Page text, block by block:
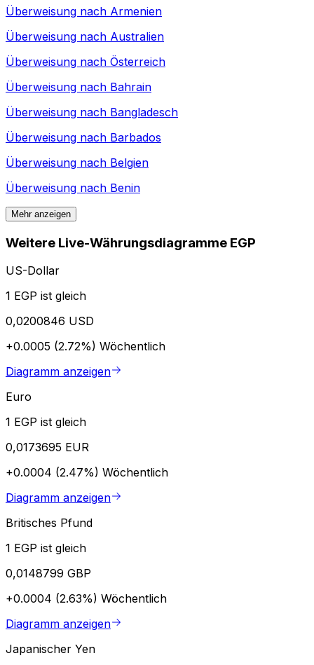
Überweisung nach Armenien
Überweisung nach Australien
Überweisung nach Österreich
Überweisung nach Bahrain
Überweisung nach Bangladesch
Überweisung nach Barbados
Überweisung nach Belgien
Überweisung nach Benin
Mehr anzeigen
Weitere Live-Währungsdiagramme EGP
US-Dollar
1 EGP ist gleich
0,0200846 USD
+0.0005 (2.72%) Wöchentlich
Diagramm anzeigen
Euro
1 EGP ist gleich
0,0173695 EUR
+0.0004 (2.47%) Wöchentlich
Diagramm anzeigen
Britisches Pfund
1 EGP ist gleich
0,0148799 GBP
+0.0004 (2.63%) Wöchentlich
Diagramm anzeigen
Japanischer Yen